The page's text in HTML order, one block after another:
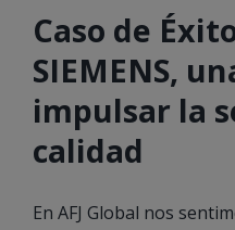
Caso de
SIEMENS,
impulsar la
calidad
En AFJ Global nos